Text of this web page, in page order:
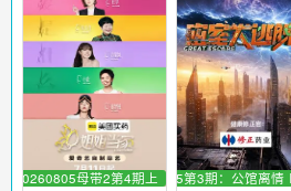
20260805母带2第4期上更新20260805第3期：公馆离更